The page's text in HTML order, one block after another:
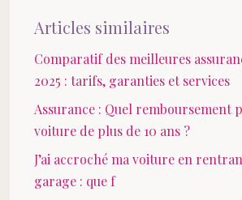
Articles similaires
Comparatif des meilleures
2025 : tarifs, garanties et services
Assurance : Quel remboursement
voiture de plus de 10 ans ?
J’ai accroché ma voiture en
garage : que f